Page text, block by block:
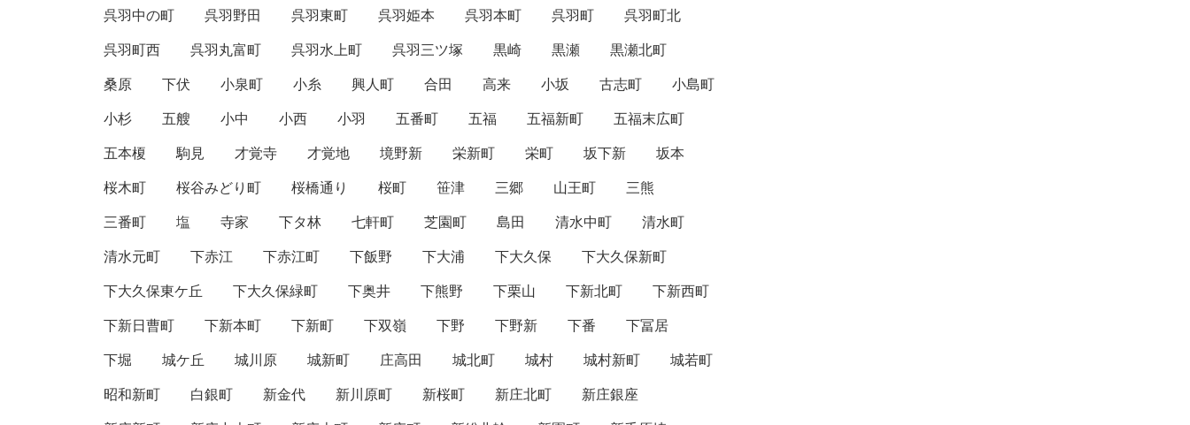
呉羽中の町
呉羽野田 呉羽東町 呉羽姫本 呉羽本町 呉羽町
呉羽町北
呉羽町西
呉羽丸富町 呉羽水上町 呉羽三ツ塚 黒崎 黒瀬
黒瀬北町
桑原
下伏 小泉町 小糸 興人町 合田 高来 小坂 古志町
小島町
小杉
五艘 小中 小西 小羽 五番町 五福 五福新町
五福末広町
五本榎
駒見 才覚寺 才覚地 境野新 栄新町 栄町 坂下新
坂本
桜木町
桜谷みどり町 桜橋通り 桜町 笹津 三郷 山王町
三熊
三番町
塩 寺家 下タ林 七軒町 芝園町 島田 清水中町
清水町
清水元町
下赤江 下赤江町 下飯野 下大浦 下大久保
下大久保新町
下大久保東ケ丘
下大久保緑町 下奥井 下熊野 下栗山 下新北町
下新西町
下新日曹町
下新本町 下新町 下双嶺 下野 下野新 下番
下冨居
下堀
城ケ丘 城川原 城新町 庄高田 城北町 城村 城村新町
城若町
昭和新町
白銀町 新金代 新川原町 新桜町 新庄北町
新庄銀座